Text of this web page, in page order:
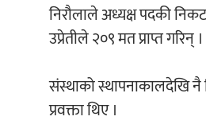
निरौलाले अध्यक्ष पदकी
उप्रेतीले २०९ मत प्राप्त
संस्थाको स्थापनाकालदेखि नै
प्रवक्ता थिए ।